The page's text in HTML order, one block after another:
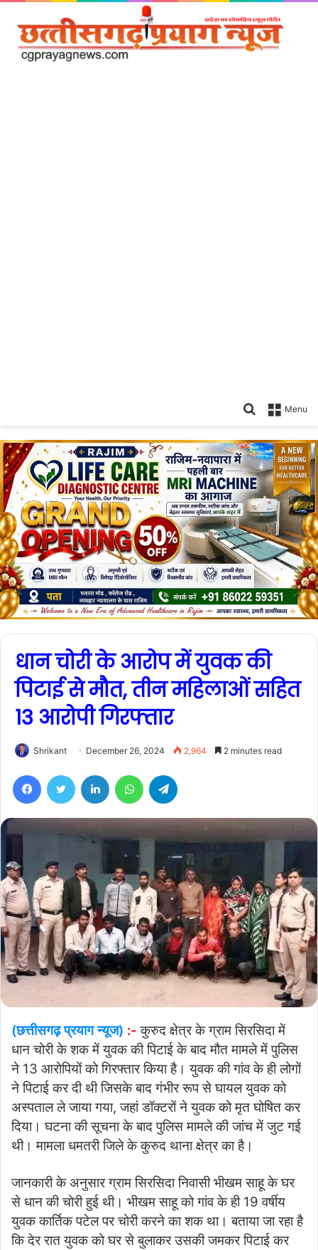
Menu
Search
धान चोरी के आरोप में युवक की
पिटाई से मौत, तीन महिलाओं सहित
13 आरोपी गिरफ्तार
Shrikant December 26, 2024 2,964 2 minutes read
(छत्तीसगढ़ प्रयाग न्यूज) :- कुरुद क्षेत्र के ग्राम सिरसिदा में
धान चोरी के शक में युवक की पिटाई के बाद मौत मामले में पुलिस
ने 13 आरोपियों को गिरफ्तार किया है। युवक की गांव के ही लोगों
ने पिटाई कर दी थी जिसके बाद गंभीर रूप से घायल युवक को
अस्पताल ले जाया गया, जहां डॉक्टरों ने युवक को मृत घोषित कर
दिया। घटना की सूचना के बाद पुलिस मामले की जांच में जुट गई
थी। मामला धमतरी जिले के कुरुद थाना क्षेत्र का है।
जानकारी के अनुसार ग्राम सिरसिदा निवासी भीखम साहू के घर
से धान की चोरी हुई थी। भीखम साहू को गांव के ही 19 वर्षीय
युवक कार्तिक पटेल पर चोरी करने का शक था। बताया जा रहा है
कि देर रात युवक को घर से बुलाकर उसकी जमकर पिटाई कर